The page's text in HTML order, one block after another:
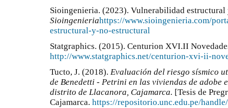
Sioingenieria. (2023). Vulnerabilidad estructural
Sioingenieriahttps://www.sioingenieria.com/
estructural-y-no-estructural
Statgraphics. (2015). Centurion XVI.II
http://www.statgraphics.net/centurion-xvi-ii-
Tucto, J. (2018). Evaluación del riesgo sísmico
de Benedetti - Petrini en las viviendas de adobe
distrito de Llacanora, Cajamarca. [Tesis de
Cajamarca. https://repositorio.unc.edu.pe/